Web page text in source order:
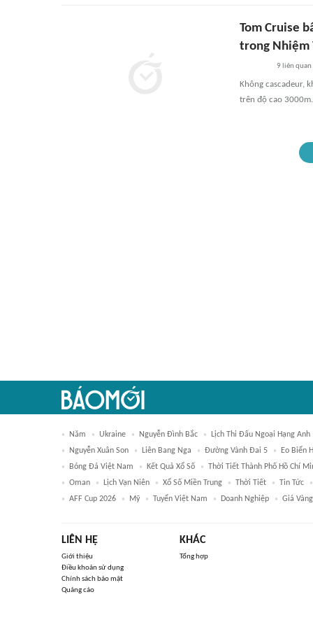
Tom Cruise
trong Nhiệm
9 liên quan
Không cascadeur,
trên độ cao 3000m.
Năm Ukraine Nguyễn Đình Bắc
Lịch Thi Đấu Ngoại Hạng Anh
Nguyễn Xuân Son
Liên Bang Nga Đường Vành Đai 5
Eo Biển
Bóng Đá Việt Nam
Kết Quả Xổ Số
Thời Tiết Thành Phố Hồ Chí
Oman
Lịch Vạn Niên Xổ Số Miền Trung Thời Tiết
Tin Tức
AFF Cup 2026
Mỹ Tuyển Việt Nam Doanh Nghiệp Giá Vàng
LIÊN HỆ
Giới thiệu
Điều khoản sử dụng
Chính sách bảo mật
Quảng cáo
KHÁC
Tổng hợp